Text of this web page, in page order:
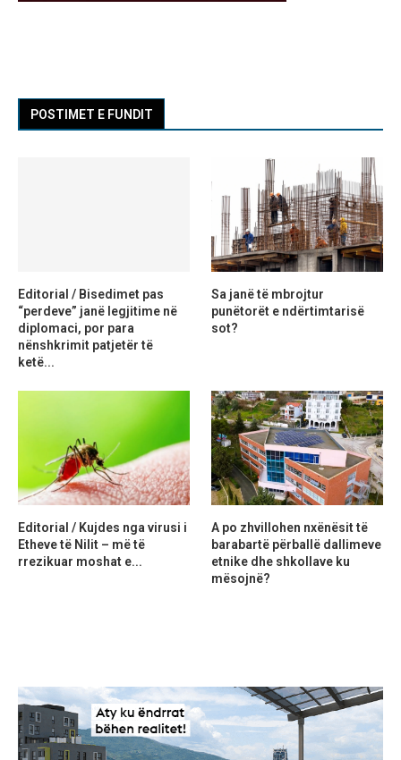
POSTIMET E FUNDIT
Editorial / Bisedimet pas
“perdeve” janë legjitime në
diplomaci, por para
nënshkrimit patjetër të
ketë...
Sa janë të mbrojtur
punëtorët e ndërtimtarisë
sot?
Editorial / Kujdes nga virusi i
Etheve të Nilit – më të
rrezikuar moshat e...
A po zhvillohen nxënësit të
barabartë përballë dallimeve
etnike dhe shkollave ku
mësojnë?